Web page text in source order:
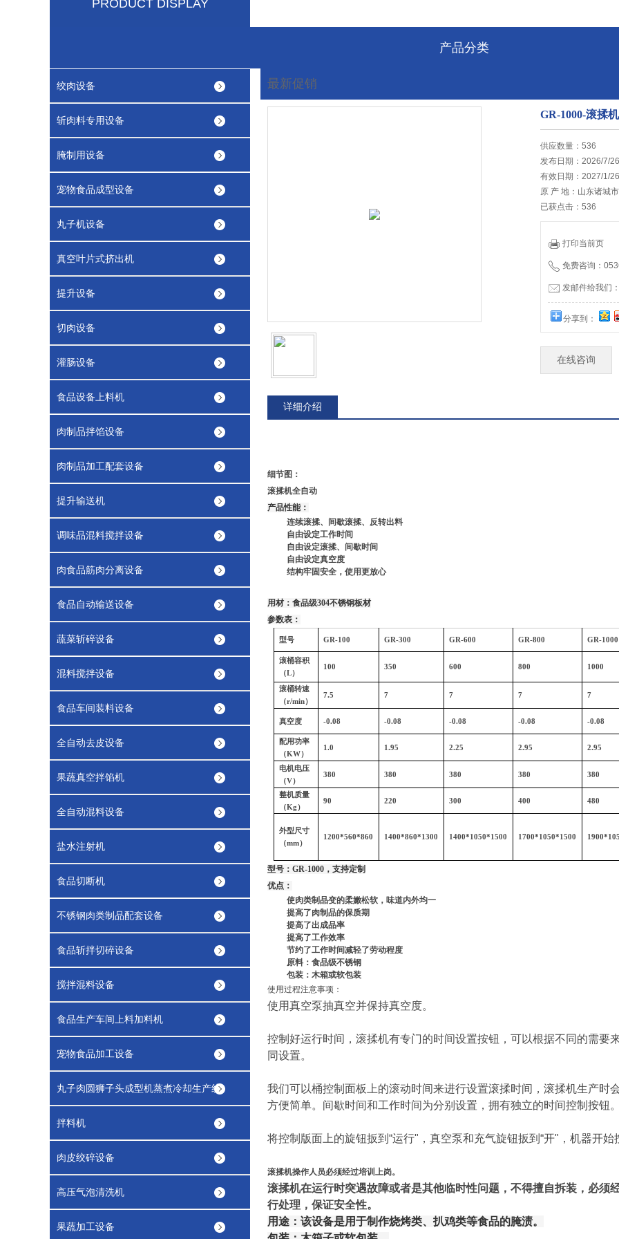
PRODUCT DISPLAY
产品分类
绞肉设备
斩肉料专用设备
腌制用设备
宠物食品成型设备
丸子机设备
真空叶片式挤出机
提升设备
切肉设备
灌肠设备
食品设备上料机
肉制品拌馅设备
肉制品加工配套设备
提升输送机
调味品混料搅拌设备
肉食品筋肉分离设备
食品自动输送设备
蔬菜斩碎设备
混料搅拌设备
食品车间装料设备
全自动去皮设备
果蔬真空拌馅机
全自动混料设备
盐水注射机
食品切断机
不锈钢肉类制品配套设备
食品斩拌切碎设备
搅拌混料设备
食品生产车间上料加料机
宠物食品加工设备
丸子肉圆狮子头成型机蒸煮冷却生产线
拌料机
肉皮绞碎设备
高压气泡清洗机
果蔬加工设备
最新促销
GR-1000-滚揉
供应数量：536
发布日期：2026/7/26
有效日期：2027/1/26
原 产 地：山东诸城
已获点击：536
打印当前页
免费咨询：
发邮件给我们
分享到：
在线咨询
详细介绍
细节图：
滚揉机全自动
产品性能：
连续滚揉、间歇滚揉、反转出料
自由设定工作时间
自由设定滚揉、间歇时间
自由设定真空度
结构牢固安全，使用更放心
用材：食品级304不锈钢板材
参数表：
型号 GR-100 GR-300 GR-600 GR-800 GR-1000
滚桶容积
（L）
100 350 600 800 1000
滚桶转速
（r/min）
7.5 7 7 7 7
真空度 -0.08 -0.08 -0.08 -0.08 -0.08
配用功率
（KW）
1.0 1.95 2.25 2.95 2.95
电机电压
（V）
380 380 380 380 380
整机质量
（Kg ）
90 220 300 400 480
外型尺寸
（mm）
1200*560*860 1400*860*1300 1400*1050*1500 1700*1050*1500
型号：GR-1000，支持定制
优点：
使肉类制品变的柔嫩松软，味道内外均一
提高了肉制品的保质期
提高了出成品率
提高了工作效率
节约了工作时间减轻了劳动程度
原料：食品级不锈钢
包装：木箱或软包装
使用过程注意事项：
使用真空泵抽真空并保持真空度。
控制好运行时间，滚揉机有专门的时间设置按钮，可以根据不同的需要
同设置。
我们可以桶控制面板上的滚动时间来进行设置滚揉时间，滚揉机生产时
方便简单。间歇时间和工作时间为分别设置，拥有独立的时间控制按钮
将控制版面上的旋钮扳到 “运行" ，真空泵和充气旋钮扳到 “开" ，机器开
滚揉机操作人员必须经过培训上岗。
滚揉机在运行时突遇故障或者是其他临时性问题，不得擅自拆装，必须
行处理，保证安全性。
用途：该设备是用于制作烧烤类、扒鸡类等食品的腌渍。